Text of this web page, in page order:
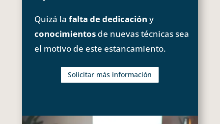
Quizá la falta de dedicación y
conocimientosde nuevas técnicas sea
el motivo de este estancamiento.
Solicitar más información